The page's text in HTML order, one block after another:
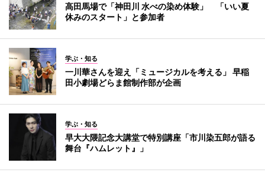
高田馬場で「神田川 水べの染め体験」 「いい夏
休みのスタート」と参加者
学ぶ・知る
一川華さんを迎え「ミュージカルを考える」 早稲
田小劇場どらま館制作部が企画
学ぶ・知る
早大大隈記念大講堂で特別講座「市川染五郎が語る
舞台『ハムレット』」